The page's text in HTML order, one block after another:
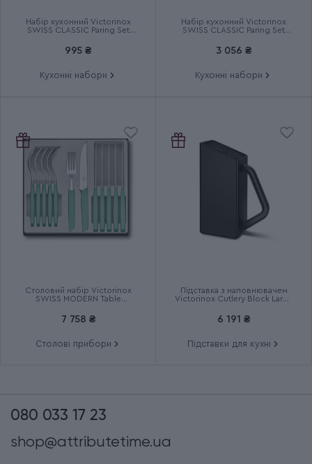
Набір кухонний Victorinox
SWISS CLASSIC Paring Set
995 ₴
Кухонні набори
Набір кухонний Victorinox
SWISS CLASSIC Paring Set
3 056 ₴
Кухонні набори
Столовий набір Victorinox
SWISS MODERN Table
7 758 ₴
Столові прибори
Підставка з наповнювачем
Victorinox Cutlery Block Large
6 191 ₴
Підставки для кухні
080 033 17 23
shop@attributetime.ua